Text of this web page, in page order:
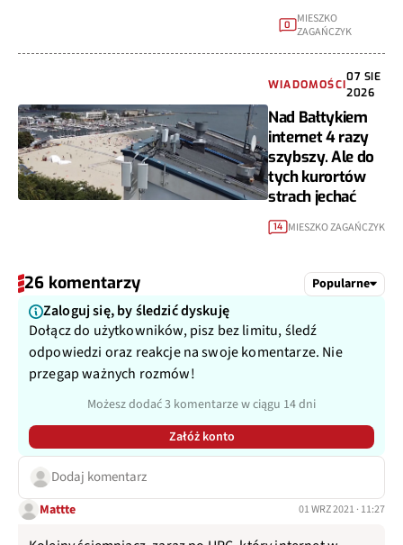
0 MIESZKO
ZAGAŃCZYK
WIADOMOŚCI
07 SIE
2026
Nad Bałtykiem
internet 4 razy
szybszy. Ale do
tych kurortów
strach jechać
14 MIESZKO ZAGAŃCZYK
26 komentarzy Popularne
Zaloguj się, by śledzić dyskuję
Dołącz do użytkowników, pisz bez limitu, śledź
odpowiedzi oraz reakcje na swoje komentarze. Nie
przegap ważnych rozmów!
Możesz dodać 3 komentarze w ciągu 14 dni
Załóż konto
Dodaj komentarz
Mattte 01 WRZ 2021 · 11:27